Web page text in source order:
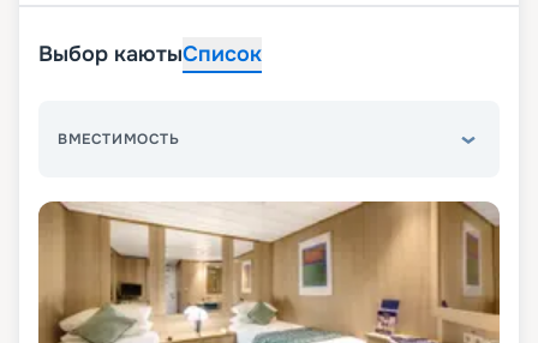
Выбор каютыСписок
ВМЕСТИМОСТЬ